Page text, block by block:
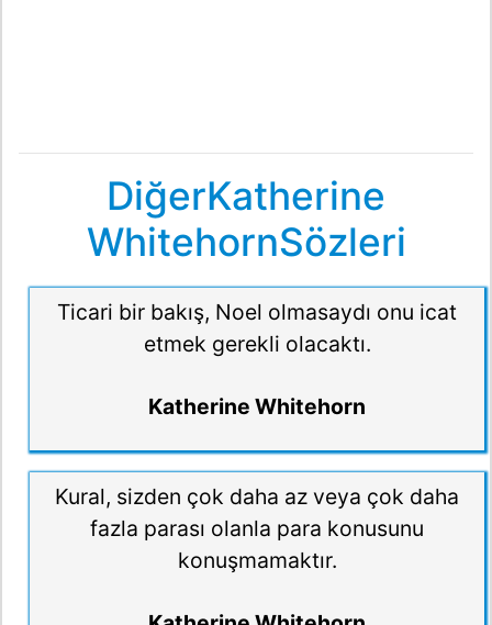
DiğerKatherine
WhitehornSözleri
Ticari bir bakış, Noel olmasaydı onu icat
etmek gerekli olacaktı.
Katherine Whitehorn
Kural, sizden çok daha az veya çok daha
fazla parası olanla para konusunu
konuşmamaktır.